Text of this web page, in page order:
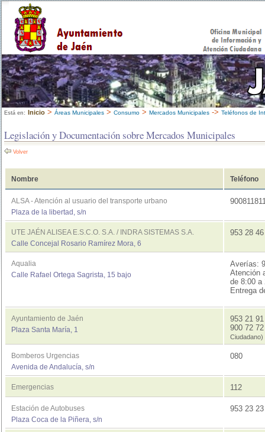
Está en: Inicio > Áreas Municipales > Consumo > Mercados Municipales -> Teléfonos de
Legislación y Documentación sobre Mercados Municipales
Volver
Nombre Teléfono
ALSA - Atención al usuario del transporte urbano
Plaza de la libertad, s/n
UTE JAÉN ALISEA E.S.C.O. S.A. / INDRA SISTEMAS S.A.
Calle Concejal Rosario Ramírez Mora, 6
953 28
Aqualia
Calle Rafael Ortega Sagrista, 15 bajo
Averías:
Atención
de 8:00 a
Entrega
Ayuntamiento de Jaén
Plaza Santa María, 1
953 21
900 72
Ciudadano)
Bomberos Urgencias
Avenida de Andalucía, s/n
080
Emergencias 112
Estación de Autobuses
Plaza Coca de la Piñera, s/n
953 23